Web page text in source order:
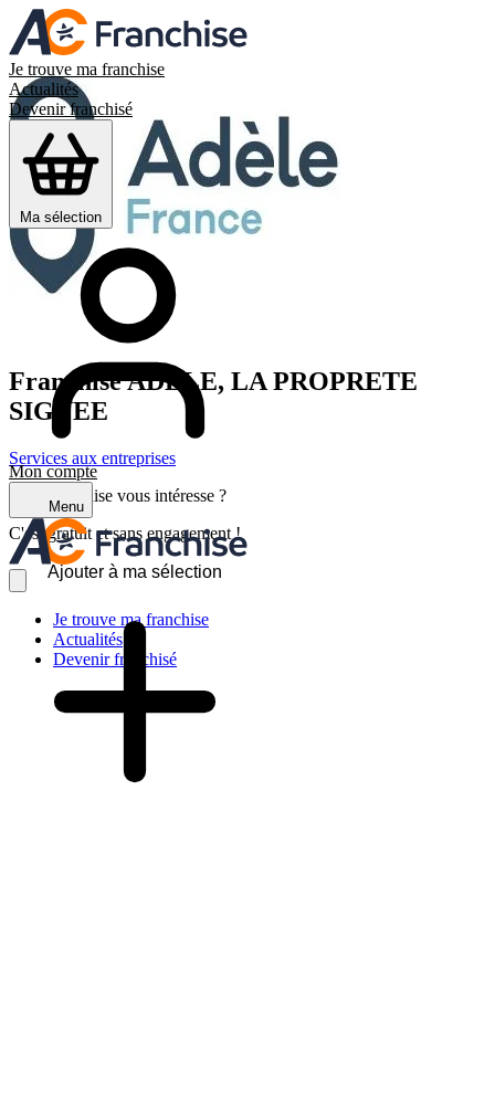
Je trouve ma franchise
Actualités
Devenir franchisé
Ma sélection
Mon compte
Menu
Je trouve ma franchise
Actualités
Devenir franchisé
FranchiseADELE, LA PROPRETE
SIGNEE
Services aux entreprises
Cette franchise vous intéresse ?
C'est gratuit et sans engagement !
Ajouter à ma sélection